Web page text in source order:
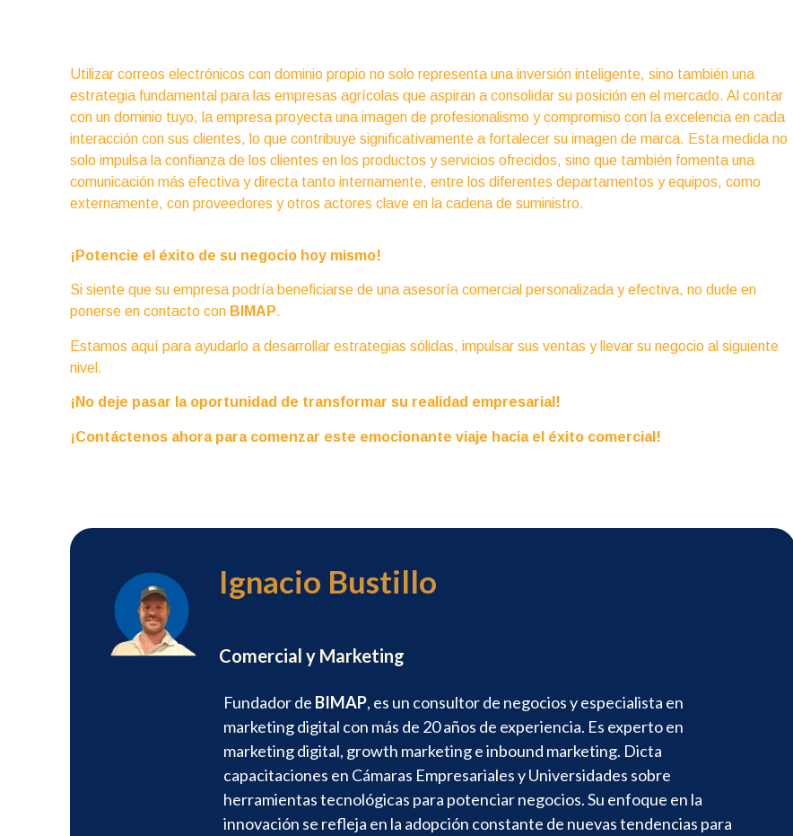
Utilizar correos electrónicos con dominio propio no solo representa una inversión inteligente, sino también una
estrategia fundamental para las empresas agrícolas que aspiran a consolidar su posición en el mercado. Al contar
con un dominio tuyo, la empresa proyecta una imagen de profesionalismo y compromiso con la excelencia en cada
interacción con sus clientes, lo que contribuye significativamente a fortalecer su imagen de marca. Esta medida no
solo impulsa la confianza de los clientes en los productos y servicios ofrecidos, sino que también fomenta una
comunicación más efectiva y directa tanto internamente, entre los diferentes departamentos y equipos, como
externamente, con proveedores y otros actores clave en la cadena de suministro.
¡Potencie el éxito de su negocio hoy mismo!
Si siente que su empresa podría beneficiarse de una asesoría comercial personalizada y efectiva, no dude en
ponerse en contacto con BIMAP.
Estamos aquí para ayudarlo a desarrollar estrategias sólidas, impulsar sus ventas y llevar su negocio al siguiente
nivel.
¡No deje pasar la oportunidad de transformar su realidad empresarial!
¡Contáctenos ahora para comenzar este emocionante viaje hacia el éxito comercial!
Ignacio Bustillo
Comercial y Marketing
Fundador de BIMAP, es un consultor de negocios y especialista en
marketing digital con más de 20 años de experiencia. Es experto en
marketing digital, growth marketing e inbound marketing. Dicta
capacitaciones en Cámaras Empresariales y Universidades sobre
herramientas tecnológicas para potenciar negocios. Su enfoque en la
innovación se refleja en la adopción constante de nuevas tendencias para